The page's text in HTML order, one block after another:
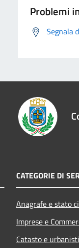
Problemi
Segnala
CATEGORIE DI
Anagrafe e stato
Imprese e
Catasto e